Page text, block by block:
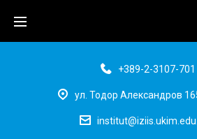
+389-2-3107-701
ул. Тодор Александров